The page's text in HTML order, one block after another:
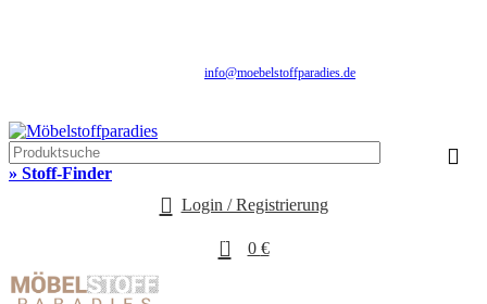
info@moebelstoffparadies.de
» Stoff-Finder
Login / Registrierung
0 0 €